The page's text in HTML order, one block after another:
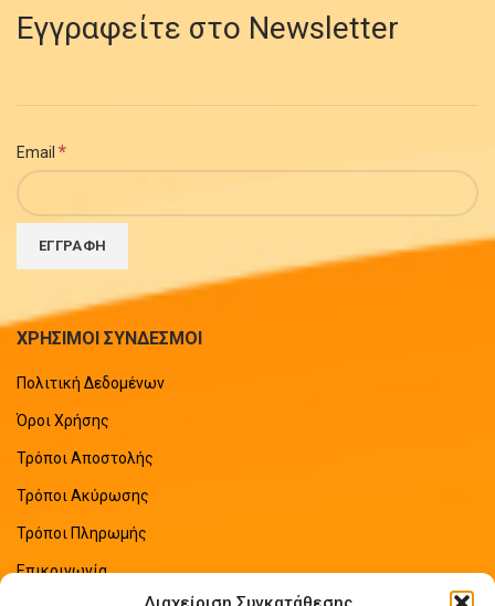
Εγγραφείτε στο Newsletter
Email *
ΧΡΗΣΙΜΟΙ ΣΥΝΔΕΣΜΟΙ
Πολιτική Δεδομένων
Όροι Χρήσης
Τρόποι Αποστολής
Τρόποι Ακύρωσης
Τρόποι Πληρωμής
Επικοινωνία